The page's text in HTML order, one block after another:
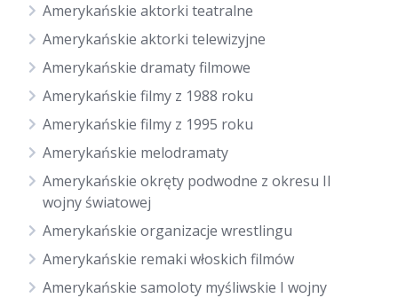
Amerykańskie aktorki teatralne
Amerykańskie aktorki telewizyjne
Amerykańskie dramaty filmowe
Amerykańskie filmy z 1988 roku
Amerykańskie filmy z 1995 roku
Amerykańskie melodramaty
Amerykańskie okręty podwodne z okresu II
wojny światowej
Amerykańskie organizacje wrestlingu
Amerykańskie remaki włoskich filmów
Amerykańskie samoloty myśliwskie I wojny